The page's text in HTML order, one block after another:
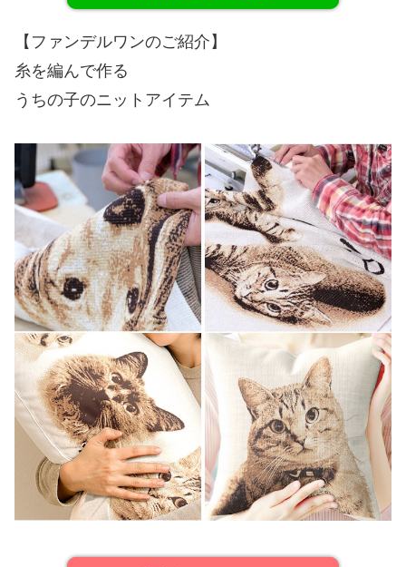
【ファンデルワンのご紹介】
糸を編んで作る
うちの子のニットアイテム